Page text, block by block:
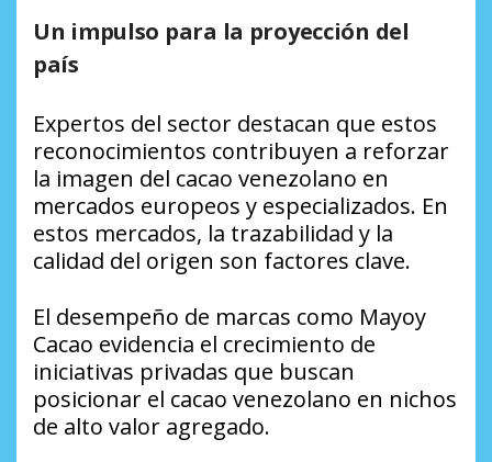
Un impulso para la proyección del
país
Expertos del sector destacan que estos
reconocimientos contribuyen a reforzar
la imagen del cacao venezolano en
mercados europeos y especializados. En
estos mercados, la trazabilidad y la
calidad del origen son factores clave.
El desempeño de marcas como Mayoy
Cacao evidencia el crecimiento de
iniciativas privadas que buscan
posicionar el cacao venezolano en nichos
de alto valor agregado.